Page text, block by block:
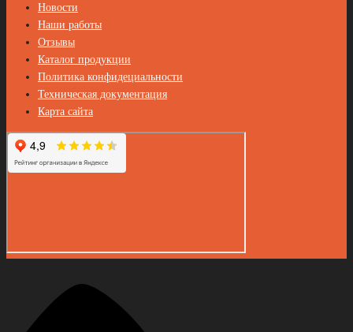
Новости
Наши работы
Отзывы
Каталог продукции
Политика конфидециальности
Техническая документация
Карта сайта